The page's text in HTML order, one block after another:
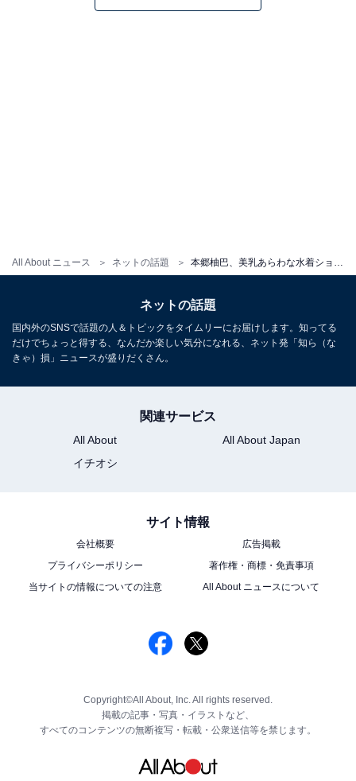
All About ニュース ネットの話題
ネットの話題
国内外のSNSで話題の人＆トピックをタイムリーにお届けします。知ってる
だけでちょっと得する、なんだか楽しい気分になれる、ネット発「知ら（な
きゃ）損」ニュースが盛りだくさん。
関連サービス
All About
All About Japan
イチオシ
サイト情報
会社概要
広告掲載
プライバシーポリシー
著作権・商標・免責事項
当サイトの情報についての注意
All About ニュースについて
Copyright©All About, Inc. All rights reserved.
掲載の記事・写真・イラストなど、
すべてのコンテンツの無断複写・転載・公衆送信等を禁じます。